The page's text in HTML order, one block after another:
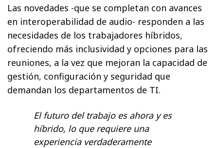
Las novedades -que se completan con avances
en interoperabilidad de audio- responden a las
necesidades de los trabajadores híbridos,
ofreciendo más inclusividad y opciones para las
reuniones, a la vez que mejoran la capacidad de
gestión, configuración y seguridad que
demandan los departamentos de TI.
El futuro del trabajo es ahora y es
híbrido, lo que requiere una
experiencia verdaderamente